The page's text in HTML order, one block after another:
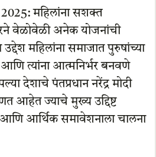
महिलांना सशक्त
वेळोवेळी अनेक योजनांची
महिलांना समाजात पुरुषांच्या
त्यांना आत्मनिर्भर बनवणे
देशाचे पंतप्रधान नरेंद्र मोदी
आहेत ज्याचे मुख्य उद्दिष्ट
आर्थिक समावेशनाला चालना